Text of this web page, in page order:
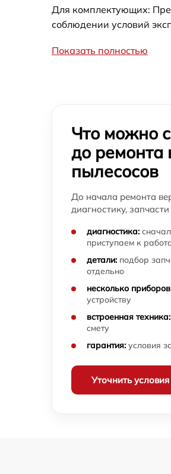
Для комплектующих:
соблюдении условий
Показать полностью
Что можно
до ремонта
пылесосов
До начала ремонта
диагностику,
диагностика:
приступаем к
детали: подбор
отдельно
несколько
устройству
встроенная техника:
смету
гарантия: условия
Уточнить условия